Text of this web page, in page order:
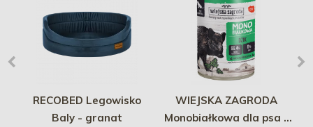
RECOBED Legowisko
Baly - granat
WIEJSKA ZAGRODA
Monobiałkowa dla psa -